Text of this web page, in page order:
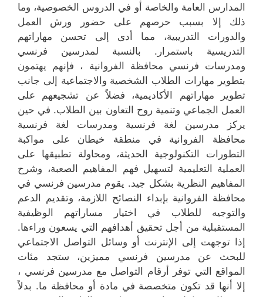
المدارس العامة والخاصة أو في الدروس الخصوصية، وما
ذلك إلا بسبب حرصهم على حضور ورش العمل
والدورات التدريبية، مما أدى إلى تحسن مهاراتهم
التدريسية باستمرار. بالنسبة لمدرسين فرنسي
ومدرسات فرنسي محافظة الفروانية ، فإنهم يهتمون
بتطوير مهارات الطلاب الشخصية والاجتماعية إلى جانب
تطوير مهاراتهم الأكاديمية، فضلاً عن تشجيعهم على
العمل الجماعي وتنمية روح التعاون بين الطلاب. في حين
يركز مدرسين لغة فرنسية ومدرسات لغة فرنسية
محافظة الفروانية في منطقة خيطان على مواكبة
التطورات التكنولوجية الحديثة، ومحاولة تطبيقها على
العملية التعليمية لتسهيل فهم المفاهيم الصعبة، وشرح
المفاهيم النظرية بشكل جيد. يقوم مدرسين فرنسي في
محافظة الفروانية بإبداء النصائح اللازمة، وتقديم الدعم
والتوجيه للطلاب في اختيار مساراتهم الوظيفية
المستقبلية من أجل تحقيق أهدافهم التي يسعون وراءها.
إذا توجهت إلى الإنترنت أو وسائل التواصل الاجتماعي
للبحث عن مدرسين فرنسي مميزين، ستجد مئات
المواقع التي توفر أرقام التواصل مع مدرسين فرنسي ،
إلا أنها قد تكون متخصصة في مادة أو محافظة ما. بدلاً